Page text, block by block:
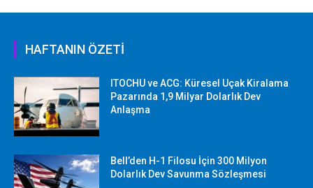
HAFTANIN ÖZETİ
ITOCHU ve ACG: Küresel Uçak Kiralama
Pazarında 1,9 Milyar Dolarlık Dev
Anlaşma
Bell’den H-1 Filosu İçin 300 Milyon
Dolarlık Dev Savunma Sözleşmesi